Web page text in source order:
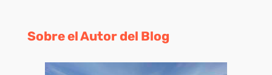
Sobre el Autor del Blog